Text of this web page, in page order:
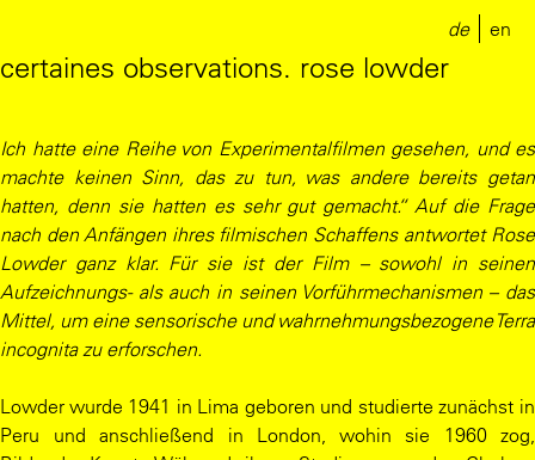
certaines observations. rose lowder
Ich hatte eine Reihe von Experimentalfilmen gesehen, und es
machte keinen Sinn, das zu tun, was andere bereits getan
hatten, denn sie hatten es sehr gut gemacht.“ Auf die Frage
nach den Anfängen ihres filmischen Schaffens antwortet Rose
Lowder ganz klar. Für sie ist der Film – sowohl in seinen
Aufzeichnungs- als auch in seinen Vorführmechanismen – das
Mittel, um eine sensorische und wahrnehmungsbezogene Terra
incognita zu erforschen.
Lowder wurde 1941 in Lima geboren und studierte zunächst in
Peru und anschließend in London, wohin sie 1960 zog,
de en